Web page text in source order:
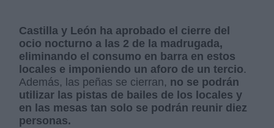
Castilla y León ha aprobado el cierre del
ocio nocturno a las 2 de la madrugada,
eliminando el consumo en barra en estos
locales e imponiendo un aforo de un tercio.
Además, las peñas se cierran, no se podrán
utilizar las pistas de bailes de los locales y
en las mesas tan solo se podrán reunir diez
personas.